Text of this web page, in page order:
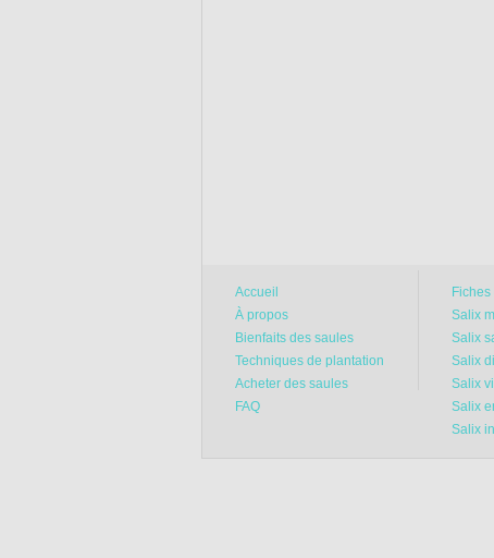
Accueil
À propos
Bienfaits des saules
Techniques de plantation
Acheter des saules
FAQ
Salix
Salix
Salix
Salix
Salix
Salix